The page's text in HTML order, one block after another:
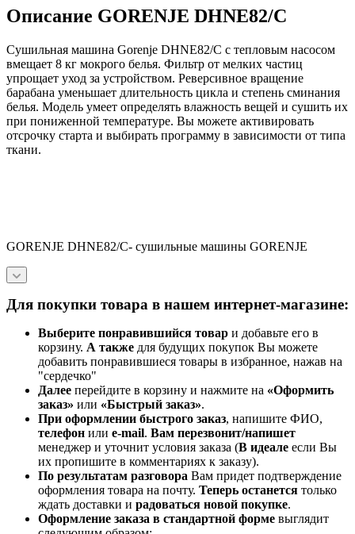
Описание GORENJE DHNE82/C
Сушильная машина Gorenje DHNE82/C с тепловым насосом
вмещает 8 кг мокрого белья. Фильтр от мелких частиц
упрощает уход за устройством. Реверсивное вращение
барабана уменьшает длительность цикла и степень сминания
белья. Модель умеет определять влажность вещей и сушить их
при пониженной температуре. Вы можете активировать
отсрочку старта и выбирать программу в зависимости от типа
ткани.
GORENJE DHNE82/C- сушильные машины GORENJE
Для покупки товара в нашем интернет-магазине:
Выберите понравившийся товар и добавьте его в
корзину. А также для будущих покупок Вы можете
добавить понравившиеся товары в избранное, нажав на
"сердечко"
Далее перейдите в корзину и нажмите на «Оформить
заказ» или «Быстрый заказ».
При оформлении быстрого заказ, напишите ФИО,
телефон или e-mail. Вам перезвонит/напишет
менеджер и уточнит условия заказа (В идеале если Вы
их пропишите в комментариях к заказу).
По результатам разговора Вам придет подтверждение
оформления товара на почту. Теперь останется только
ждать доставки и радоваться новой покупке.
Оформление заказа в стандартной форме выглядит